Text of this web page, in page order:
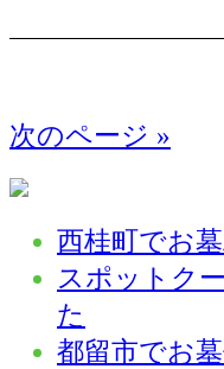
次のページ »
西桂町でお
スポットク
た
都留市でお